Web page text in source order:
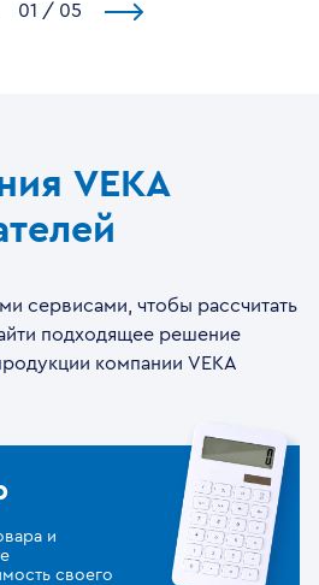
1 / 5
VEKA
сервисами, чтобы рассчитать
подходящее решение
компании VEKA
и
своего